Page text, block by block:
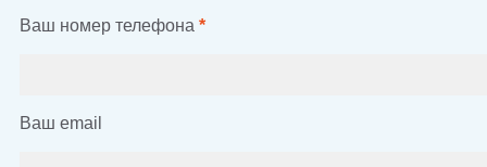
Ваш номер телефона *
Ваш email